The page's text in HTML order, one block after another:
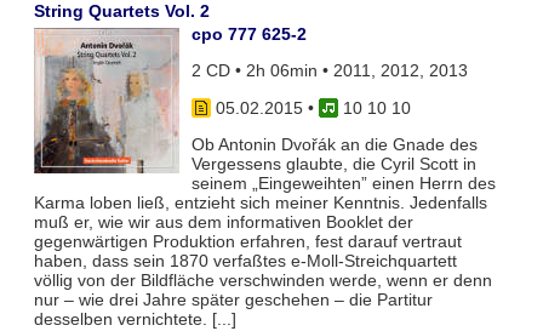
String Quartets Vol. 2
cpo 777 625-2
2 CD • 2h 06min • 2011, 2012, 2013
05.02.2015•
10 10 10
Ob Antonin Dvořák an die Gnade des
Vergessens glaubte, die Cyril Scott in
seinem „Eingeweihten” einen Herrn des
Karma loben ließ, entzieht sich meiner Kenntnis. Jedenfalls
muß er, wie wir aus dem informativen Booklet der
gegenwärtigen Produktion erfahren, fest darauf vertraut
haben, dass sein 1870 verfaßtes e-Moll-Streichquartett
völlig von der Bildfläche verschwinden werde, wenn er denn
nur – wie drei Jahre später geschehen – die Partitur
desselben vernichtete. [...]